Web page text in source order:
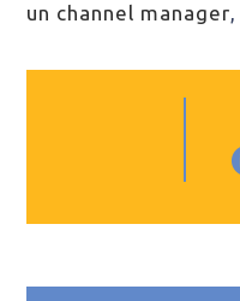
un channel manager,